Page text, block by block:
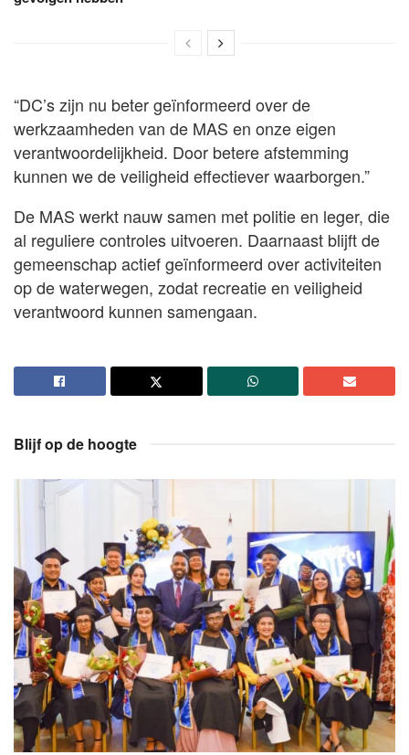
“DC’s zijn nu beter geïnformeerd over de
werkzaamheden van de MAS en onze eigen
verantwoordelijkheid. Door betere afstemming
kunnen we de veiligheid effectiever waarborgen.”
De MAS werkt nauw samen met politie en leger, die
al reguliere controles uitvoeren. Daarnaast blijft de
gemeenschap actief geïnformeerd over activiteiten
op de waterwegen, zodat recreatie en veiligheid
verantwoord kunnen samengaan.
Blijf op de hoogte